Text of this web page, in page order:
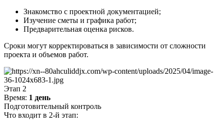
Знакомство с проектной документацией;
Изучение сметы и графика работ;
Предварительная оценка рисков.
Сроки могут корректироваться в зависимости от сложности
проекта и объемов работ.
Этап 2
Время: 1 день
Подготовительный контроль
Что входит в 2-й этап: